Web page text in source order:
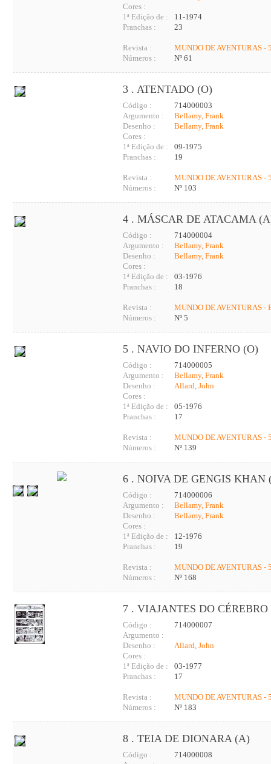
Cores :
1ª Edição de :
11-1974
Pranchas :
23
Revista :
MUNDO DE AVENTURAS -
Números :
Nº 61
3 . ATENTADO (O)
Código :
714000003
Argumento :
Bellamy, Frank
Desenho :
Bellamy, Frank
Cores :
1ª Edição de :
09-1975
Pranchas :
19
Revista :
MUNDO DE AVENTURAS -
Números :
Nº 103
4 . MÁSCAR DE ATACAMA
Código :
714000004
Argumento :
Bellamy, Frank
Desenho :
Bellamy, Frank
Cores :
1ª Edição de :
03-1976
Pranchas :
18
Revista :
MUNDO DE AVENTURAS -
Números :
Nº 5
5 . NAVIO DO INFERNO (O)
Código :
714000005
Argumento :
Bellamy, Frank
Desenho :
Allard, John
Cores :
1ª Edição de :
05-1976
Pranchas :
17
Revista :
MUNDO DE AVENTURAS -
Números :
Nº 139
6 . NOIVA DE GENGIS KHAN
Código :
714000006
Argumento :
Bellamy, Frank
Desenho :
Bellamy, Frank
Cores :
1ª Edição de :
12-1976
Pranchas :
19
Revista :
MUNDO DE AVENTURAS -
Números :
Nº 168
7 . VIAJANTES DO CÉREBRO
Código :
714000007
Argumento :
Desenho :
Allard, John
Cores :
1ª Edição de :
03-1977
Pranchas :
17
Revista :
MUNDO DE AVENTURAS -
Números :
Nº 183
8 . TEIA DE DIONARA (A)
Código :
714000008